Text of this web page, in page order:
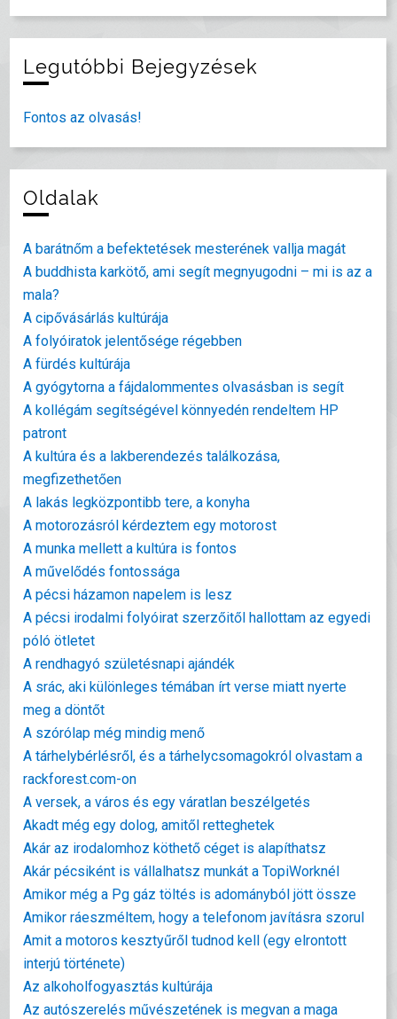
Legutóbbi Bejegyzések
Fontos az olvasás!
Oldalak
A barátnőm a befektetések mesterének vallja magát
A buddhista karkötő, ami segít megnyugodni – mi is az a
mala?
A cipővásárlás kultúrája
A folyóiratok jelentősége régebben
A fürdés kultúrája
A gyógytorna a fájdalommentes olvasásban is segít
A kollégám segítségével könnyedén rendeltem HP
patront
A kultúra és a lakberendezés találkozása,
megfizethetően
A lakás legközpontibb tere, a konyha
A motorozásról kérdeztem egy motorost
A munka mellett a kultúra is fontos
A művelődés fontossága
A pécsi házamon napelem is lesz
A pécsi irodalmi folyóirat szerzőitől hallottam az egyedi
póló ötletet
A rendhagyó születésnapi ajándék
A srác, aki különleges témában írt verse miatt nyerte
meg a döntőt
A szórólap még mindig menő
A tárhelybérlésről, és a tárhelycsomagokról olvastam a
rackforest.com-on
A versek, a város és egy váratlan beszélgetés
Akadt még egy dolog, amitől retteghetek
Akár az irodalomhoz köthető céget is alapíthatsz
Akár pécsiként is vállalhatsz munkát a TopiWorknél
Amikor még a Pg gáz töltés is adományból jött össze
Amikor ráeszméltem, hogy a telefonom javításra szorul
Amit a motoros kesztyűről tudnod kell (egy elrontott
interjú története)
Az alkoholfogyasztás kultúrája
Az autószerelés művészetének is megvan a maga